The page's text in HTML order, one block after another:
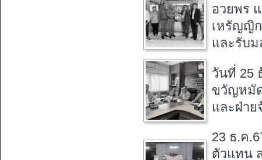
อวยพร
เหรัญญิ
และรับม
วันที่ 25
ขวัญหมั
และฝ่า
23 ธ.ค
ตัวแทน